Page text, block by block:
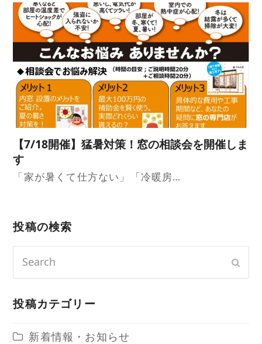
【7/18開催】猛暑対策！窓の相談会を開催しま
す
「家が暑くて仕方ない」「冷暖房…
投稿の検索
投稿カテゴリー
新着情報・お知らせ